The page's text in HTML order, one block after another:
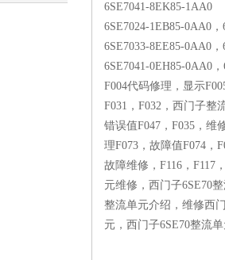
6SE7041-8EK85-1AA0
6SE7024-1EB85-0AA0
6SE7033-8EE85-0AA0
6SE7041-0EH85-0AA0
F004代码修理，显示
F031，F032，西门子整
错误值F047，F035，维
理F073，故障值F074，
故障维修，F116，F117
元维修，西门子6SE70
整流单元介绍，维修西
元，西门子6SE70整流